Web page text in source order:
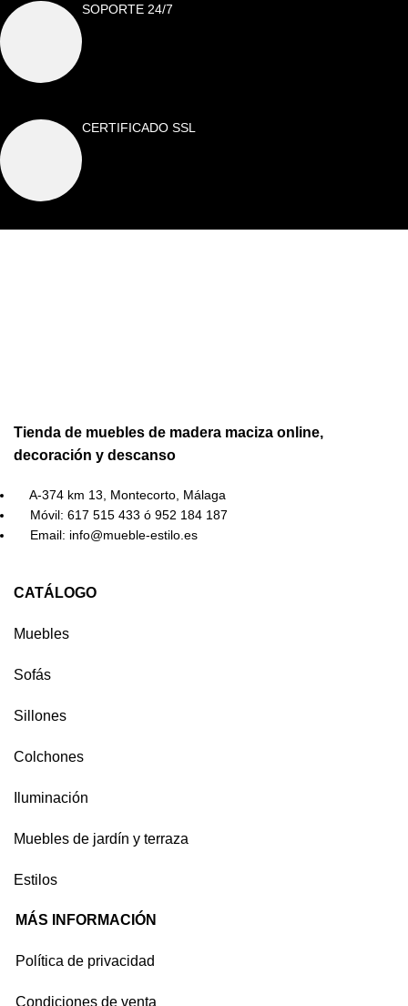
SOPORTE 24/7
CERTIFICADO SSL
Tienda de muebles de madera maciza online,
decoración y descanso
A-374 km 13, Montecorto, Málaga
Móvil: 617 515 433 ó 952 184 187
Email: info@mueble-estilo.es
CATÁLOGO
Muebles
Sofás
Sillones
Colchones
Iluminación
Muebles de jardín y terraza
Estilos
MÁS INFORMACIÓN
Política de privacidad
Condiciones de venta